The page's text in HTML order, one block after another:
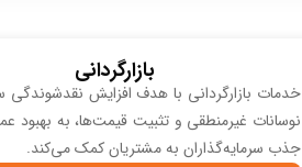
بازارگردانی
خدمات بازارگردانی با هدف افزایش
نوسانات غیرمنطقی و تثبیت قیمت‌ها، به بهبود
جذب سرمایه‌گذاران به مشتریان کمک می‌کند.